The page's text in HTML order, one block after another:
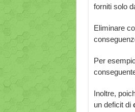
forniti solo
Eliminare
Per
Inoltre,
un deficit di